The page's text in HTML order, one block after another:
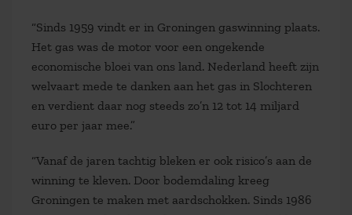
“Sinds 1959 vindt er in Groningen gaswinning plaats.
Het gas was de motor voor een ongekende
economische bloei van ons land. Nederland heeft zijn
welvaart mede te danken aan het gas in Slochteren
en verdient daar nog steeds zo’n 12 tot 14 miljard
euro per jaar mee.”
“Vanaf de jaren tachtig bleken er ook risico’s aan de
winning te kleven. Door bodemdaling kreeg
Groningen te maken met aardschokken. Sinds 1986